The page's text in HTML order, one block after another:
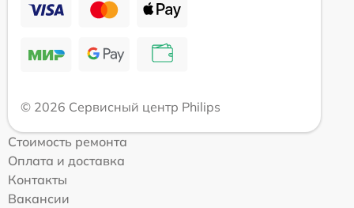
© 2026 Сервисный центр Philips
Стоимость ремонта
Оплата и доставка
Контакты
Вакансии